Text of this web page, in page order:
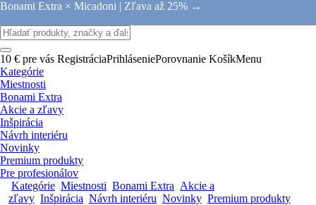
Bonami Extra × Micadoni | Zľava až 25% →
10 € pre vás RegistráciaPrihláseniePorovnanie KošíkMenu
Kategórie
Miestnosti
Bonami Extra
Akcie a zľavy
Inšpirácia
Návrh interiéru
Novinky
Premium produkty
Pre profesionálov
Kategórie Miestnosti Bonami Extra Akcie a
zľavy Inšpirácia Návrh interiéru Novinky Premium produkty